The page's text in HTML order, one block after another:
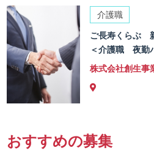
介護職
ご長寿くらぶ
＜介護職 夜勤
株式会社創生事
おすすめの募集